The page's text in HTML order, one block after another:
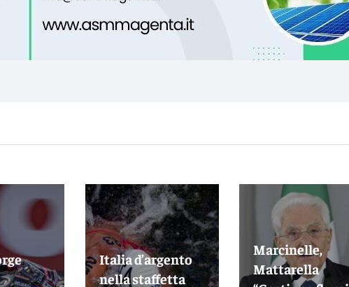
Italia d’argento
nella staffetta
Marcinelle,
Mattarella